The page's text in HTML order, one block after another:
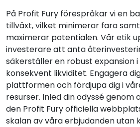
På Profit Fury förespråkar vi en
tillväxt, vilket minimerar fara
maximerar potentialen. Vår etik
investerare att anta
säkerställer en robust expansion
konsekvent likviditet. Engagera
plattformen och fördjupa dig i
resurser. Inled din odyssé
den Profit Fury officiella
skalan av våra erbjudanden utan